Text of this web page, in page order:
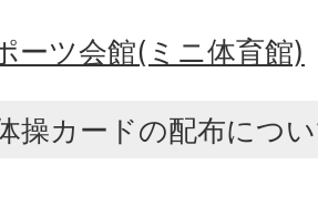
ーツ会館(ミニ体育館)
操カードの配布につ